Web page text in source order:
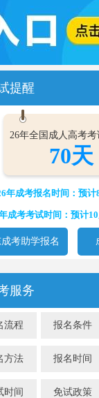
提醒
26年全国成人高考
70天
年成考报名时间：预计
成考考试时间：预计
考助学报名
服务
流程 报名条件
方法 报名时间
时间 免试政策